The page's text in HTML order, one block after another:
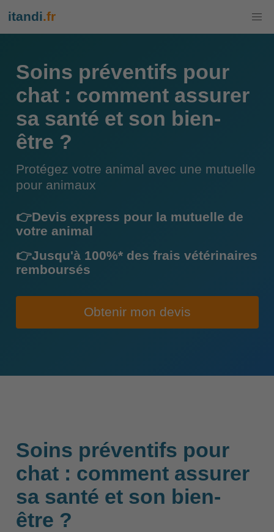
itandi.fr
Soins préventifs pour
chat : comment assurer
sa santé et son bien-
être ?
Protégez votre animal avec une mutuelle
pour animaux
👉Devis express pour la mutuelle de
votre animal
👉Jusqu'à 100%* des frais vétérinaires
remboursés
Obtenir mon devis
Soins préventifs pour
chat : comment assurer
sa santé et son bien-
être ?